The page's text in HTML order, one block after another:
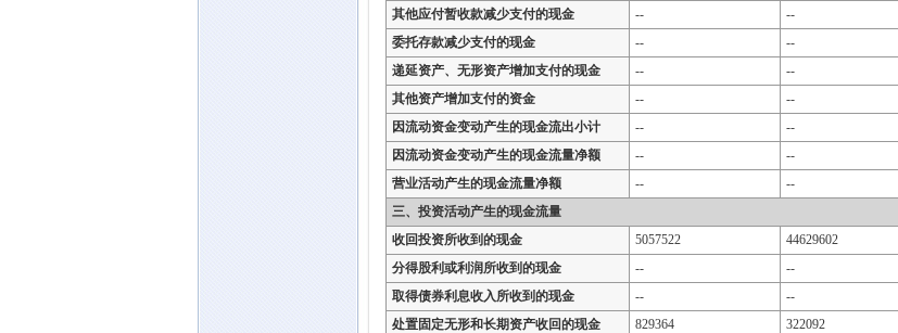
其他应付暂收款减少支付的现金
-- --
委托存款减少支付的现金
-- --
递延资产、无形资产增加支付的现金
-- --
其他资产增加支付的资金
-- --
因流动资金变动产生的现金流出小计
-- --
因流动资金变动产生的现金流量净额
-- --
营业活动产生的现金流量净额
-- --
三、投资活动产生的现金流量
收回投资所收到的现金
5057522 44629602
分得股利或利润所收到的现金
-- --
取得债券利息收入所收到的现金
-- --
处置固定无形和长期资产收回的现金
829364 322092